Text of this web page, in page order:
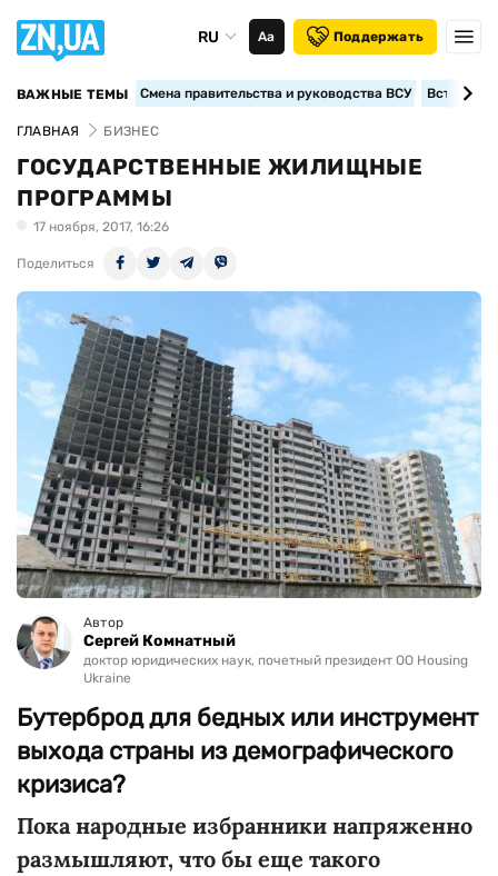
RU Аа Поддержать
ВАЖНЫЕ ТЕМЫ Смена правительства и руководства ВСУ
ГЛАВНАЯ БИЗНЕС
ГОСУДАРСТВЕННЫЕ ЖИЛИЩНЫЕ
ПРОГРАММЫ
17 ноября, 2017, 16:26
Поделиться
Автор
Сергей Комнатный
доктор юридических наук, почетный президент ОО Housing
Ukraine
Бутерброд для бедных или инструмент
выхода страны из демографического
кризиса?
Пока народные избранники напряженно
размышляют, что бы еще такого